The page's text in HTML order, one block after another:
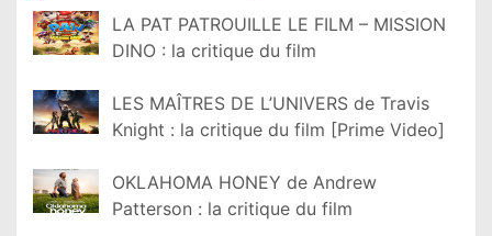
LA PAT PATROUILLE LE FILM – MISSION
DINO : la critique du film
LES MAÎTRES DE L’UNIVERS de Travis
Knight : la critique du film [Prime Video]
OKLAHOMA HONEY de Andrew
Patterson : la critique du film